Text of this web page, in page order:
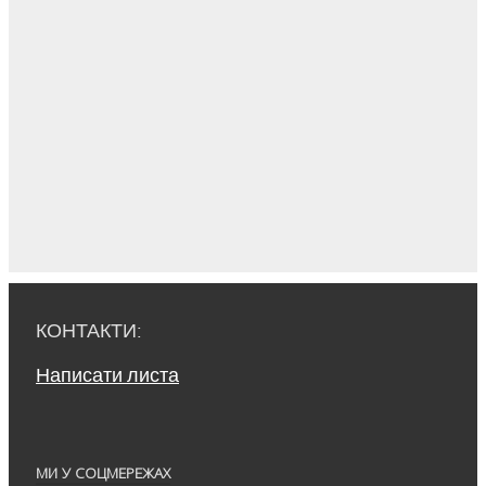
КОНТАКТИ:
Написати листа
МИ У СОЦМЕРЕЖАХ